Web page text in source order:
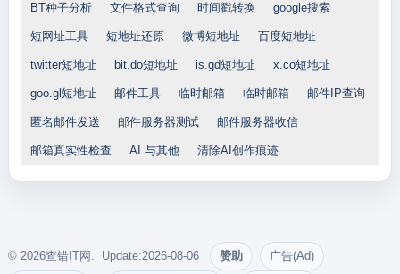
BT种子分析 文件格式查询 时间戳转换 google搜索
短网址工具 短地址还原 微博短地址 百度短地址
twitter短地址 bit.do短地址 is.gd短地址 x.co短地址
goo.gl短地址 邮件工具 临时邮箱 临时邮箱 邮件IP查询
匿名邮件发送 邮件服务器测试 邮件服务器收信
邮箱真实性检查 AI 与其他 清除AI创作痕迹
© 2026查错IT网. Update:2026-08-06 赞助 广告(Ad)